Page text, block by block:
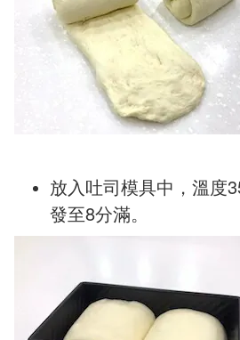
放入吐司模具中，溫度
發至8分滿。